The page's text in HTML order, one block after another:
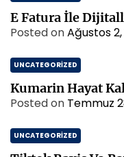
E Fatura İle
Posted onAğustos
UNCATEGORIZED
Kumarin Hayat
Posted on Temmuz
UNCATEGORIZED